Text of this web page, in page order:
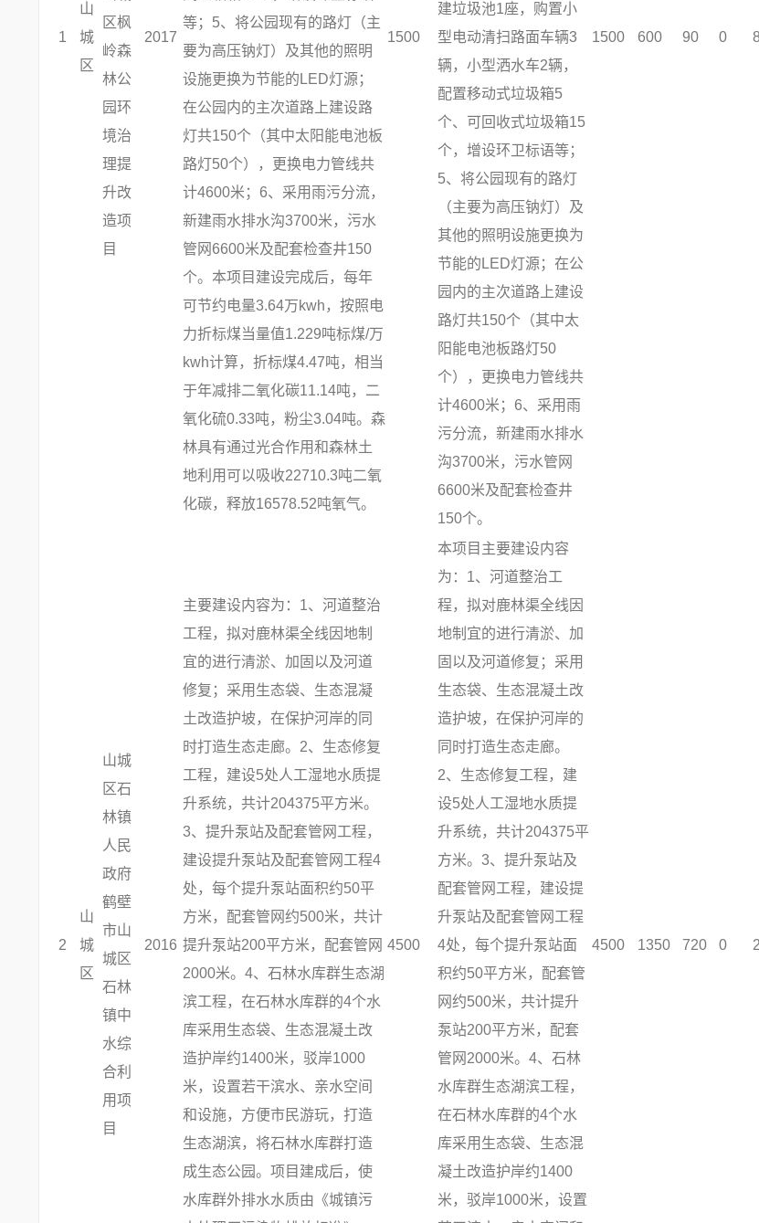
1
山
城
区
区枫
岭森
林公
园环
境治
理提
升改
造项
目
2017
等；5、将公园现有的路灯（主
要为高压钠灯）及其他的照明
设施更换为节能的LED灯源；
在公园内的主次道路上建设路
灯共150个（其中太阳能电池板
路灯50个），更换电力管线共
计4600米；6、采用雨污分流，
新建雨水排水沟3700米，污水
管网6600米及配套检查井150
个。本项目建设完成后，每年
可节约电量3.64万kwh，按照电
力折标煤当量值1.229吨标煤/万
kwh计算，折标煤4.47吨，相当
于年减排二氧化碳11.14吨，二
氧化硫0.33吨，粉尘3.04吨。森
林具有通过光合作用和森林土
地利用可以吸收22710.3吨二氧
化碳，释放16578.52吨氧气。
1500
建垃圾池1座，购置小
型电动清扫路面车辆3
辆，小型洒水车2辆，
配置移动式垃圾箱5
个、可回收式垃圾箱15
个，增设环卫标语等；
5、将公园现有的路灯
（主要为高压钠灯）及
其他的照明设施更换为
节能的LED灯源；在公
园内的主次道路上建设
路灯共150个（其中太
阳能电池板路灯50
个），更换电力管线共
计4600米；6、采用雨
污分流，新建雨水排水
沟3700米，污水管网
6600米及配套检查井
150个。
1500 600 90 0
2
山
城
区
山城
区石
林镇
人民
政府
鹤壁
市山
城区
石林
镇中
水综
合利
用项
目
2016
主要建设内容为：1、河道整治
工程，拟对鹿林渠全线因地制
宜的进行清淤、加固以及河道
修复；采用生态袋、生态混凝
土改造护坡，在保护河岸的同
时打造生态走廊。2、生态修复
工程，建设5处人工湿地水质提
升系统，共计204375平方米。
3、提升泵站及配套管网工程，
建设提升泵站及配套管网工程4
处，每个提升泵站面积约50平
方米，配套管网约500米，共计
提升泵站200平方米，配套管网
2000米。4、石林水库群生态湖
滨工程，在石林水库群的4个水
库采用生态袋、生态混凝土改
造护岸约1400米，驳岸1000
米，设置若干滨水、亲水空间
和设施，方便市民游玩，打造
生态湖滨，将石林水库群打造
成生态公园。项目建成后，使
水库群外排水水质由《城镇污
4500
本项目主要建设内容
为：1、河道整治工
程，拟对鹿林渠全线因
地制宜的进行清淤、加
固以及河道修复；采用
生态袋、生态混凝土改
造护坡，在保护河岸的
同时打造生态走廊。
2、生态修复工程，建
设5处人工湿地水质提
升系统，共计204375平
方米。3、提升泵站及
配套管网工程，建设提
升泵站及配套管网工程
4处，每个提升泵站面
积约50平方米，配套管
网约500米，共计提升
泵站200平方米，配套
管网2000米。4、石林
水库群生态湖滨工程，
在石林水库群的4个水
库采用生态袋、生态混
凝土改造护岸约1400
米，驳岸1000米，设置
4500 1350 720 0